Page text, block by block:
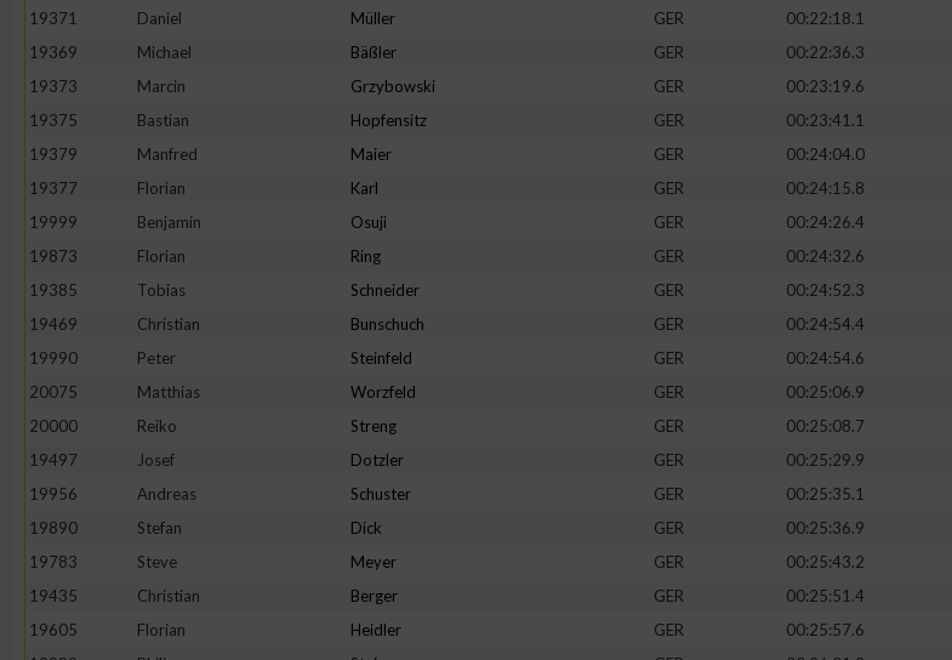
19371
Daniel Müller GER
00:22:18.1
19369
Michael Bäßler GER
00:22:36.3
19373
Marcin Grzybowski GER 00:23:19.6
19375
Bastian Hopfensitz GER
00:23:41.1
19379
Manfred Maier GER
00:24:04.0
19377
Florian Karl GER
00:24:15.8
19999
Benjamin Osuji GER
00:24:26.4
19873
Florian Ring GER 00:24:32.6
19385
Tobias Schneider GER
00:24:52.3
19469
Christian Bunschuch GER
00:24:54.4
19990
Peter Steinfeld GER
00:24:54.6
20075
Matthias Worzfeld GER
00:25:06.9
20000
Reiko Streng GER 00:25:08.7
19497
Josef Dotzler GER
00:25:29.9
19956
Andreas Schuster GER
00:25:35.1
19890
Stefan Dick GER
00:25:36.9
19783
Steve Meyer GER 00:25:43.2
19435
Christian Berger GER
00:25:51.4
19605
Florian Heidler GER
00:25:57.6